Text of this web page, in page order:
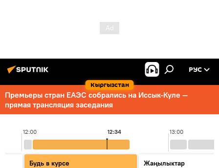
Кыргызстан
РУС
Премьеры стран ЕАЭС собрались на Иссык-Куле —
прямая трансляция заседания
12:00 13:00
12:34
Будь в курсе
Жаңылыктар